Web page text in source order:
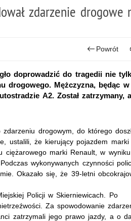
zdarzenie drogowe
Powrót
doprowadzić do tragedii nie
drogowego. Mężczyzna, będąc
A2. Został zatrzymany,
drogowym, do którego
ustalili, że kierujący pojazdem marki
ciężarowego marki Renault, w
wykonywanych czynności
Okazało się, że 39-letni
Policji w Skierniewicach. Po
Za spowodowanie
zatrzymali jego prawo jazdy, a o